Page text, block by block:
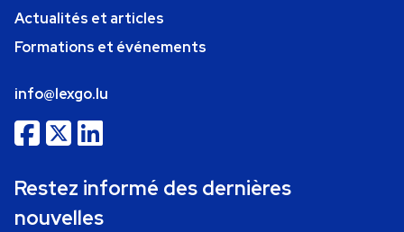
Actualités et articles
Formations et événements
info@lexgo.lu
Restez informé des dernières
nouvelles